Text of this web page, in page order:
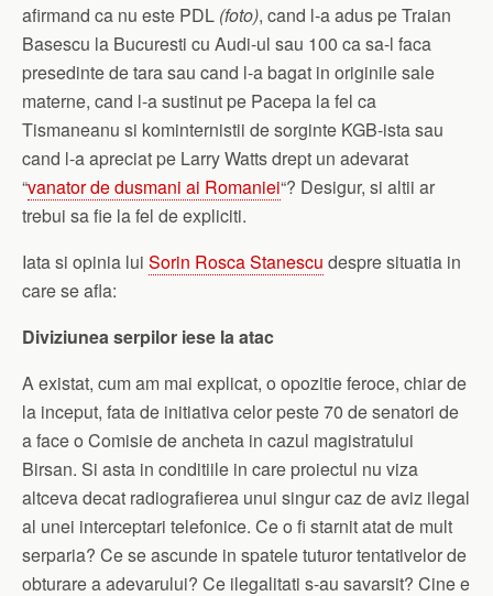
afirmand ca nu este PDL (foto), cand l-a adus pe Traian
Basescu la Bucuresti cu Audi-ul sau 100 ca sa-l faca
presedinte de tara sau cand l-a bagat in originile sale
materne, cand l-a sustinut pe Pacepa la fel ca
Tismaneanu si kominternistii de sorginte KGB-ista sau
cand l-a apreciat pe Larry Watts drept un adevarat
“vanator de dusmani ai Romaniei“? Desigur, si altii ar
trebui sa fie la fel de expliciti.
Iata si opinia lui Sorin Rosca Stanescu despre situatia in
care se afla:
Diviziunea serpilor iese la atac
A existat, cum am mai explicat, o opozitie feroce, chiar de
la inceput, fata de initiativa celor peste 70 de senatori de
a face o Comisie de ancheta in cazul magistratului
Birsan. Si asta in conditiile in care proiectul nu viza
altceva decat radiografierea unui singur caz de aviz ilegal
al unei interceptari telefonice. Ce o fi starnit atat de mult
serparia? Ce se ascunde in spatele tuturor tentativelor de
obturare a adevarului? Ce ilegalitati s-au savarsit? Cine e